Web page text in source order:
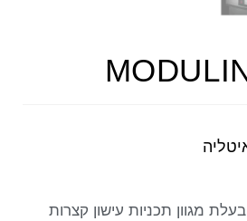
מעשנת MODULINE בעלת מגוון תכניות עישון קצרות